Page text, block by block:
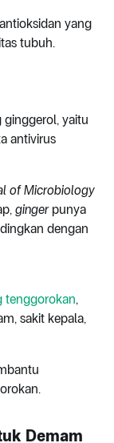
yang
tubuh.
yaitu
antivirus
of Microbiology
ginger punya
dengan
tenggorokan,
sakit kepala,
Demam